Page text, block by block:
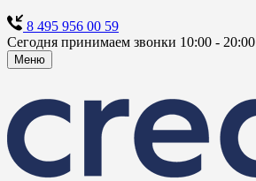
8 495 956 00 59
Сегодня принимаем звонки 10:00 - 20:00
Меню